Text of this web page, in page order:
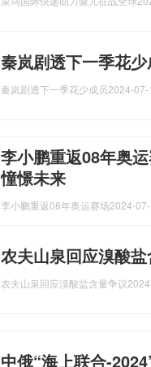
秦岚剧透下一季花
秦岚剧透下一季花少成员2024-
李小鹏重返08年奥
憧憬未来
李小鹏重返08年奥运赛场2024-
农夫山泉回应溴酸
农夫山泉回应溴酸盐含量争议
中俄“海上联合-